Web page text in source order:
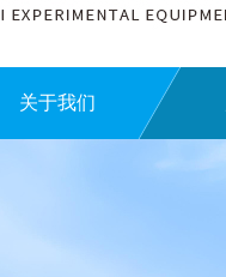
关于我们